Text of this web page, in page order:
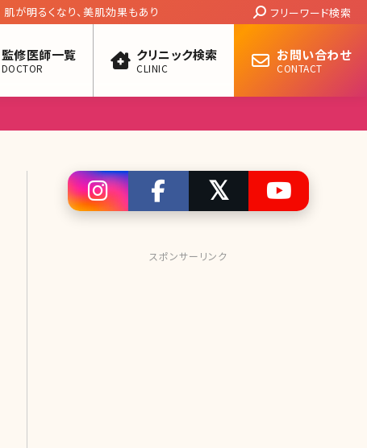
が明るくなり、美肌効果もあり Search:
フリーワード検索
監修医師一覧
DOCTOR
クリニック検索
CLINIC
お問い合わせ
CONTACT
スポンサーリンク